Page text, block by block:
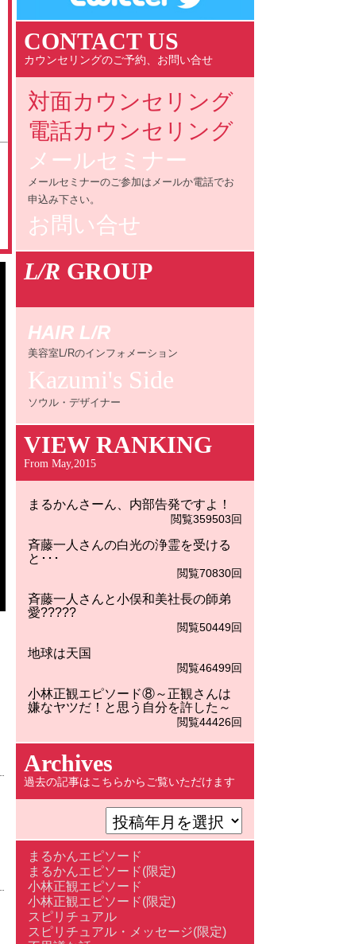
CONTACT US
カウンセリングのご予約、お問い合せ
対面カウンセリング
電話カウンセリング
メールセミナー
メールセミナーのご参加はメールか電話でお
申込み下さい。
お問い合せ
L/R GROUP
HAIR L/R
美容室L/Rのインフォメーション
Kazumi's Side
ソウル・デザイナー
VIEW RANKING
From May,2015
まるかんさーん、内部告発ですよ！
閲覧359503回
斉藤一人さんの白光の浄霊を受ける
と･･･
閲覧70830回
斉藤一人さんと小俣和美社長の師弟
愛?????
閲覧50449回
地球は天国
閲覧46499回
小林正観エピソード⑧～正観さんは
嫌なヤツだ！と思う自分を許した～
閲覧44426回
Archives
過去の記事はこちらからご覧いただけます
まるかんエピソード
まるかんエピソード(限定)
小林正観エピソード
小林正観エピソード(限定)
スピリチュアル
スピリチュアル・メッセージ(限定)